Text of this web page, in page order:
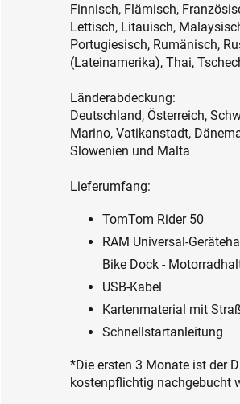
Finnisch, Flämisch,
Lettisch, Litauisch,
Portugiesisch, Rumänisch,
(Lateinamerika), Thai,
Länderabdeckung:
Deutschland, Österreich,
Marino, Vatikanstadt,
Slowenien und Malta
Lieferumfang:
TomTom Rider 50
RAM Universal-
Bike Dock -
USB-Kabel
Kartenmaterial mit
Schnellstartanleitung
*Die ersten 3 Monate ist der
kostenpflichtig nachgebucht